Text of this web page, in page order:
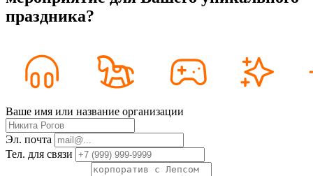
праздника?
Ваше имя или название организации
Эл. почта
Тел. для связи